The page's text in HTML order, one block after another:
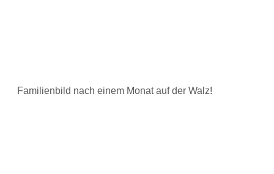
Familienbild nach einem Monat auf der Walz!